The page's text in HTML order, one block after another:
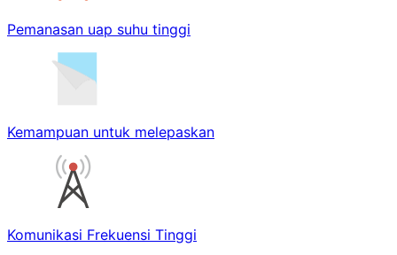
Pemanasan uap suhu tinggi
Kemampuan untuk melepaskan
Komunikasi Frekuensi Tinggi